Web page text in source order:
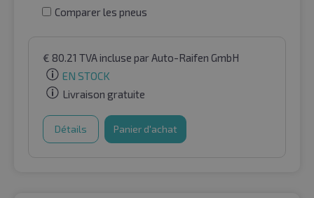
Comparer les pneus
€ 80.21 TVA incluse par Auto-Raifen GmbH
EN STOCK
Livraison gratuite
Détails Panier d'achat